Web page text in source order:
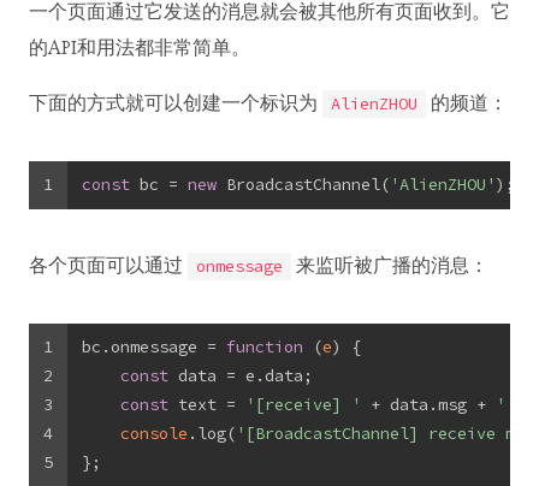
一个页面通过它发送的消息就会被其他所有页面收到。它
的API和用法都非常简单。
下面的方式就可以创建一个标识为 AlienZHOU 的频道：
1 const bc = new BroadcastChannel( 'AlienZHOU' );
各个页面可以通过 onmessage 来监听被广播的消息：
1
2
3
4
5
bc.onmessage = function (e)
{
const data = e.data;
const text = '[receive] ' + data.msg +
'
console .log( '[BroadcastChannel] receive
};